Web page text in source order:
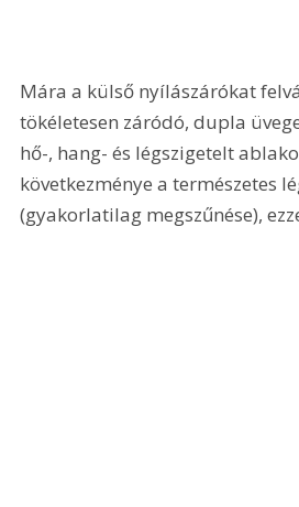
Mára a külső nyílászárókat
tökéletesen záródó, dupla
hő-, hang- és légszigetelt
következménye a természetes
(gyakorlatilag megszűnése),